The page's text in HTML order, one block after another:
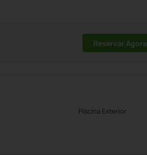
Reservar Agora
Piscina Exterior